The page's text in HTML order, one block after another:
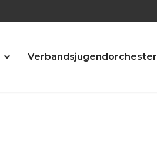
Verbandsjugendorchester